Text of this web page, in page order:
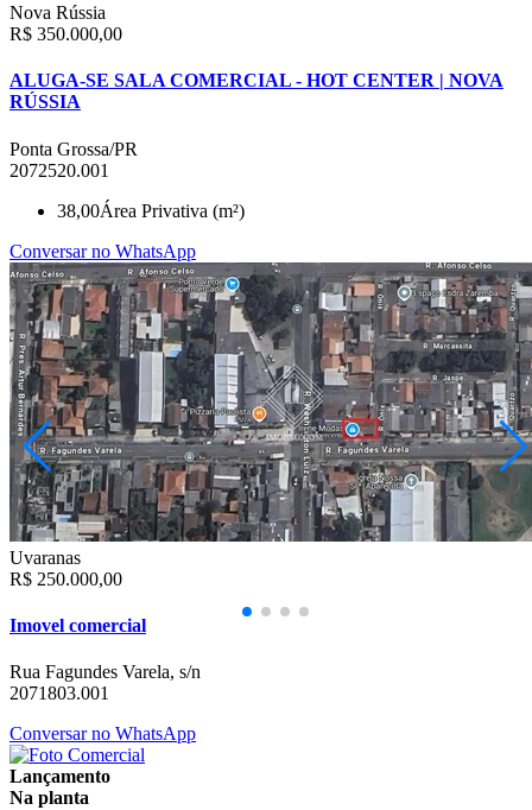
Nova Rússia
R$ 350.000,00
ALUGA-SE SALA COMERCIAL - HOT CENTER | NOVA
RÚSSIA
Ponta Grossa/PR
2072520.001
38,00Área Privativa (m²)
Conversar no WhatsApp
Uvaranas
R$ 250.000,00
Imovel comercial
Rua Fagundes Varela, s/n
2071803.001
Conversar no WhatsApp
Lançamento
Na planta